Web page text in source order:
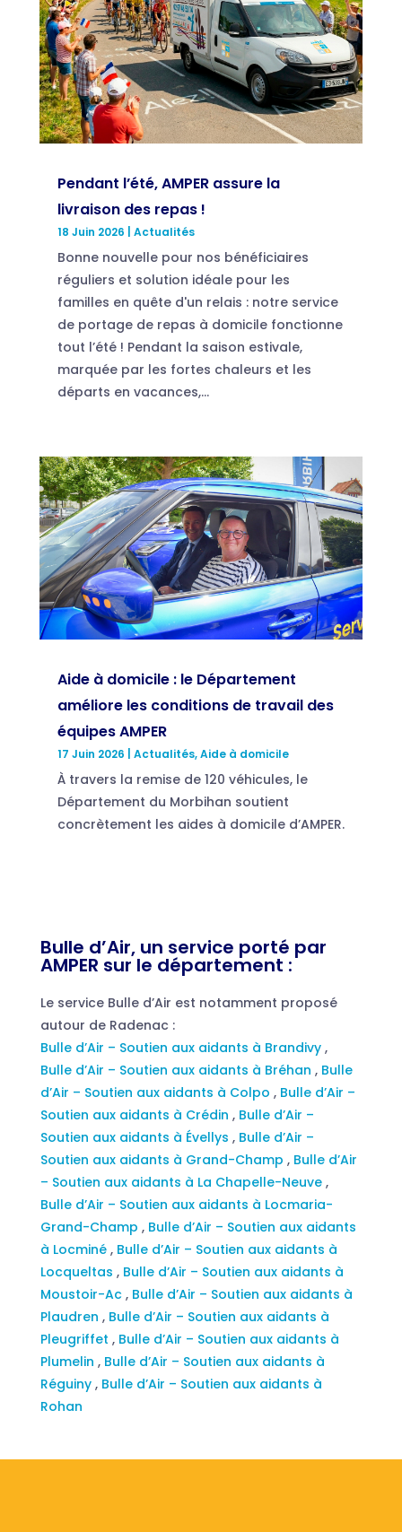
Pendant l’été, AMPER assure la
livraison des repas !
18 Juin 2026 Actualités
Bonne nouvelle pour nos bénéficiaires
réguliers et solution idéale pour les
familles en quête d'un relais : notre service
de portage de repas à domicile fonctionne
tout l’été ! Pendant la saison estivale,
marquée par les fortes chaleurs et les
départs en vacances,...
Aide à domicile : le Département
améliore les conditions de travail des
équipes AMPER
17 Juin 2026 Actualités,Aide à domicile
À travers la remise de 120 véhicules, le
Département du Morbihan soutient
concrètement les aides à domicile d’AMPER.
Bulle d’Air, un service porté par
AMPER sur le département :
Le service Bulle d’Air est notamment proposé
autour de Radenac :
Bulle d’Air – Soutien aux aidants à Brandivy ,
Bulle d’Air – Soutien aux aidants à Bréhan , Bulle
d’Air – Soutien aux aidants à Colpo , Bulle d’Air –
Soutien aux aidants à Crédin , Bulle d’Air –
Soutien aux aidants à Évellys , Bulle d’Air –
Soutien aux aidants à Grand-Champ , Bulle d’Air
– Soutien aux aidants à La Chapelle-Neuve ,
Bulle d’Air – Soutien aux aidants à Locmaria-
Grand-Champ , Bulle d’Air – Soutien aux aidants
à Locminé , Bulle d’Air – Soutien aux aidants à
Locqueltas , Bulle d’Air – Soutien aux aidants à
Moustoir-Ac , Bulle d’Air – Soutien aux aidants à
Plaudren , Bulle d’Air – Soutien aux aidants à
Pleugriffet , Bulle d’Air – Soutien aux aidants à
Plumelin , Bulle d’Air – Soutien aux aidants à
Réguiny , Bulle d’Air – Soutien aux aidants à
Rohan